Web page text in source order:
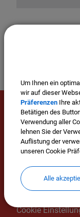
Mehr entdecken
Veranstaltungen
Impressum
Datenschutz
Cookie
Um Ihnen ein
wir auf dieser
Präferenzen Ihre
Betätigen des
Verwendung aller
lehnen Sie der
Auflistung der
unseren Cookie
Alle